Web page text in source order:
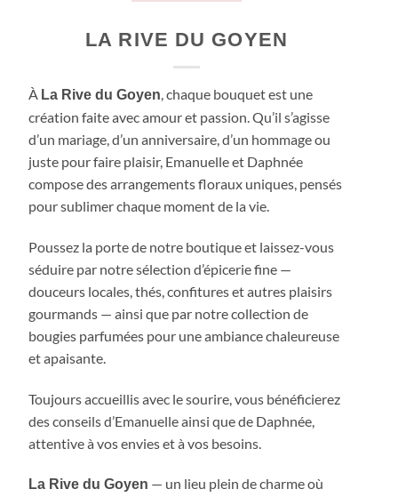
LA RIVE DU GOYEN
À La Rive du Goyen, chaque bouquet est une
création faite avec amour et passion. Qu’il s’agisse
d’un mariage, d’un anniversaire, d’un hommage ou
juste pour faire plaisir, Emanuelle et Daphnée
compose des arrangements floraux uniques, pensés
pour sublimer chaque moment de la vie.
Poussez la porte de notre boutique et laissez-vous
séduire par notre sélection d’épicerie fine —
douceurs locales, thés, confitures et autres plaisirs
gourmands — ainsi que par notre collection de
bougies parfumées pour une ambiance chaleureuse
et apaisante.
Toujours accueillis avec le sourire, vous bénéficierez
des conseils d’Emanuelle ainsi que de Daphnée,
attentive à vos envies et à vos besoins.
La Rive du Goyen — un lieu plein de charme où